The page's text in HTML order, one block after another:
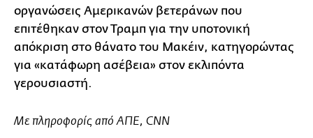
οργανώσεις Αμερικανών βετεράνων που
επιτέθηκαν στον Τραμπ για την υποτονική
απόκριση στο θάνατο του Μακέιν, κατηγορώντας
για «κατάφωρη ασέβεια» στον εκλιπόντα
γερουσιαστή.
Με πληροφορίς από ΑΠΕ, CNN